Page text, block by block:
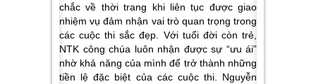
chắc về thời trang khi liên tục được giao
nhiệm vụ đảm nhận vai trò quan trọng trong
các cuộc thi sắc đẹp. Với tuổi đời còn trẻ,
NTK công chúa luôn nhận được sự “ưu ái”
nhờ khả năng của mình để trở thành những
tiền lệ đặc biệt của các cuộc thi. Nguyễn